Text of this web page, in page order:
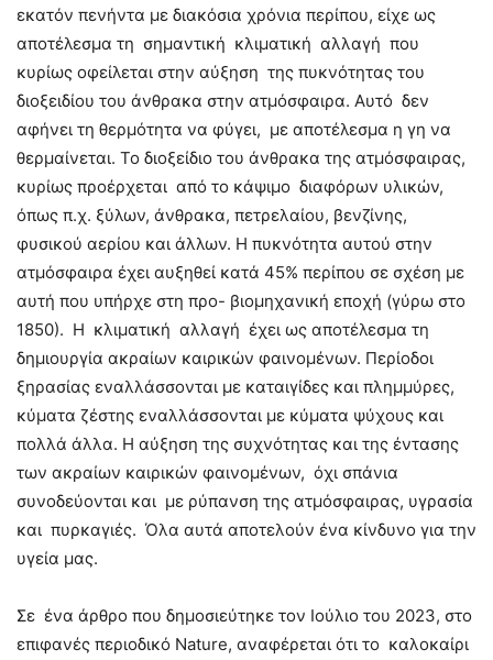
εκατόν πενήντα με διακόσια χρόνια περίπου, είχε ως
αποτέλεσμα τη σημαντική κλιματική αλλαγή που
κυρίως οφείλεται στην αύξηση της πυκνότητας του
διοξειδίου του άνθρακα στην ατμόσφαιρα. Αυτό δεν
αφήνει τη θερμότητα να φύγει, με αποτέλεσμα η γη να
θερμαίνεται. Το διοξείδιο του άνθρακα της ατμόσφαιρας,
κυρίως προέρχεται από το κάψιμο διαφόρων υλικών,
όπως π.χ. ξύλων, άνθρακα, πετρελαίου, βενζίνης,
φυσικού αερίου και άλλων. Η πυκνότητα αυτού στην
ατμόσφαιρα έχει αυξηθεί κατά 45% περίπου σε σχέση με
αυτή που υπήρχε στη προ- βιομηχανική εποχή (γύρω στο
1850). Η κλιματική αλλαγή έχει ως αποτέλεσμα τη
δημιουργία ακραίων καιρικών φαινομένων. Περίοδοι
ξηρασίας εναλλάσσονται με καταιγίδες και πλημμύρες,
κύματα ζέστης εναλλάσσονται με κύματα ψύχους και
πολλά άλλα. Η αύξηση της συχνότητας και της έντασης
των ακραίων καιρικών φαινομένων, όχι σπάνια
συνοδεύονται και με ρύπανση της ατμόσφαιρας, υγρασία
και πυρκαγιές. Όλα αυτά αποτελούν ένα κίνδυνο για την
υγεία μας.
Σε ένα άρθρο που δημοσιεύτηκε τον Ιούλιο του 2023, στο
επιφανές περιοδικό Nature, αναφέρεται ότι το καλοκαίρι